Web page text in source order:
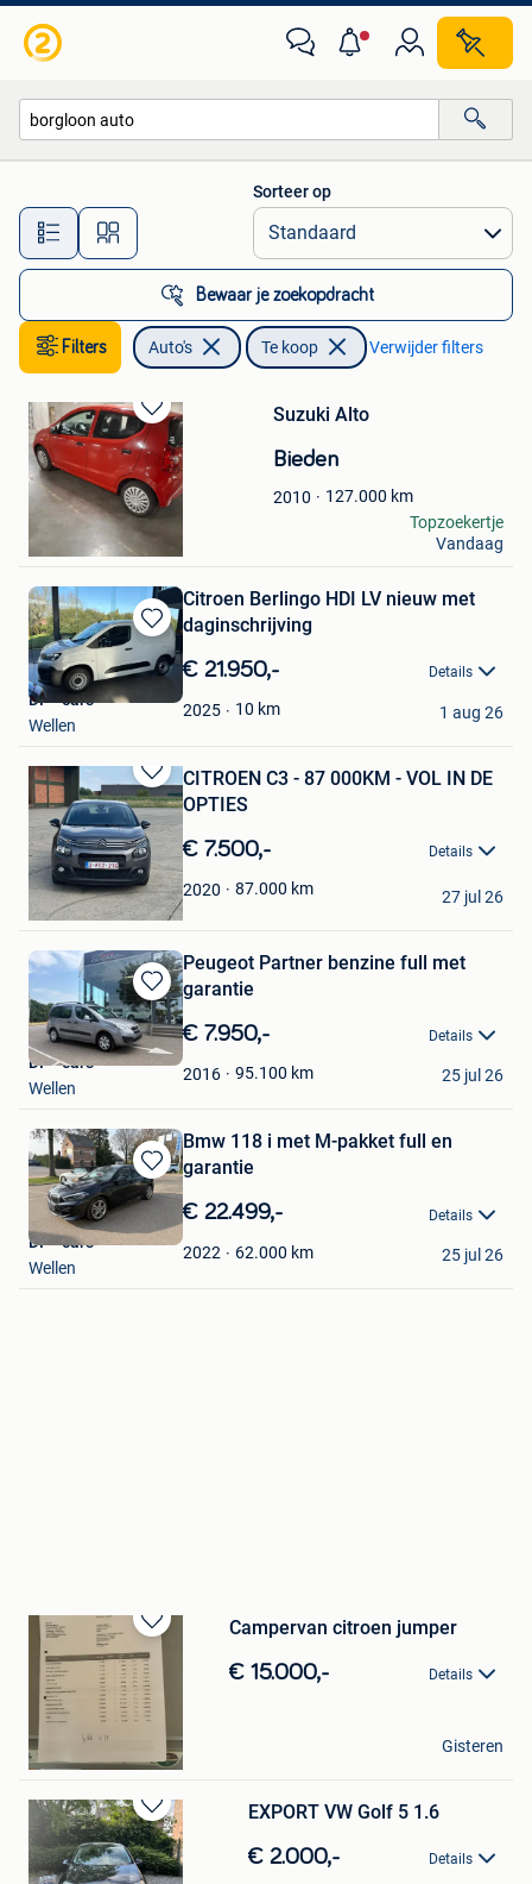
Alle afstanden…
Sorteer op
Bewaar je zoekopdracht
Filters Auto's Te koop Verwijder filters
Bewaren
in
Mijn
Favorieten
Suzuki Alto
Bieden
2010 127.000 km
Leen Trippaers
Borgloon
Topzoekertje
Vandaag
Bewaren
in
Mijn
Favorieten
Citroen Berlingo HDI LV nieuw met
daginschrijving
€ 21.950,- Details
2025 10 km
DF - cars
Wellen
1 aug 26
Bewaren
in
Mijn
Favorieten
CITROEN C3 - 87 000KM - VOL IN DE
OPTIES
€ 7.500,- Details
2020 87.000 km
Clerinx
Borgloon
27 jul 26
Bewaren
in
Mijn
Favorieten
Peugeot Partner benzine full met
garantie
€ 7.950,- Details
2016 95.100 km
DF - cars
Wellen
25 jul 26
Bewaren
in
Mijn
Favorieten
Bmw 118 i met M-pakket full en
garantie
€ 22.499,- Details
2022 62.000 km
DF - cars
Wellen
25 jul 26
Bewaren
in
Mijn
Favorieten
Campervan citroen jumper
€ 15.000,- Details
Johan Duelen
Borgloon
Gisteren
Bewaren
in
Mijn
EXPORT VW Golf 5 1.6
€ 2.000,- Details